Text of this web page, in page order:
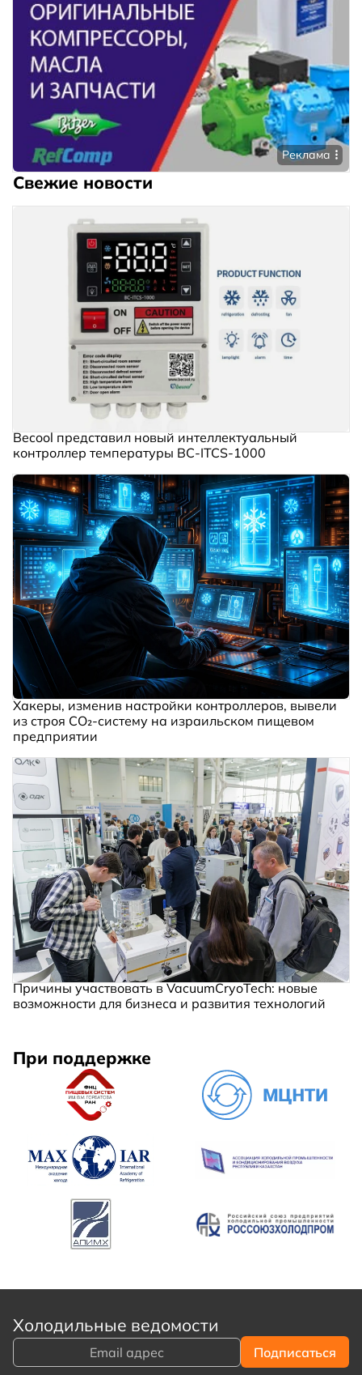
Реклама
Свежие новости
Becool представил новый интеллектуальный
контроллер температуры BC‑ITCS‑1000
Хакеры, изменив настройки контроллеров, вывели
из строя CO₂-систему на израильском пищевом
предприятии
Причины участвовать в VacuumCryoTech: новые
возможности для бизнеса и развития технологий
При поддержке
Холодильные ведомости